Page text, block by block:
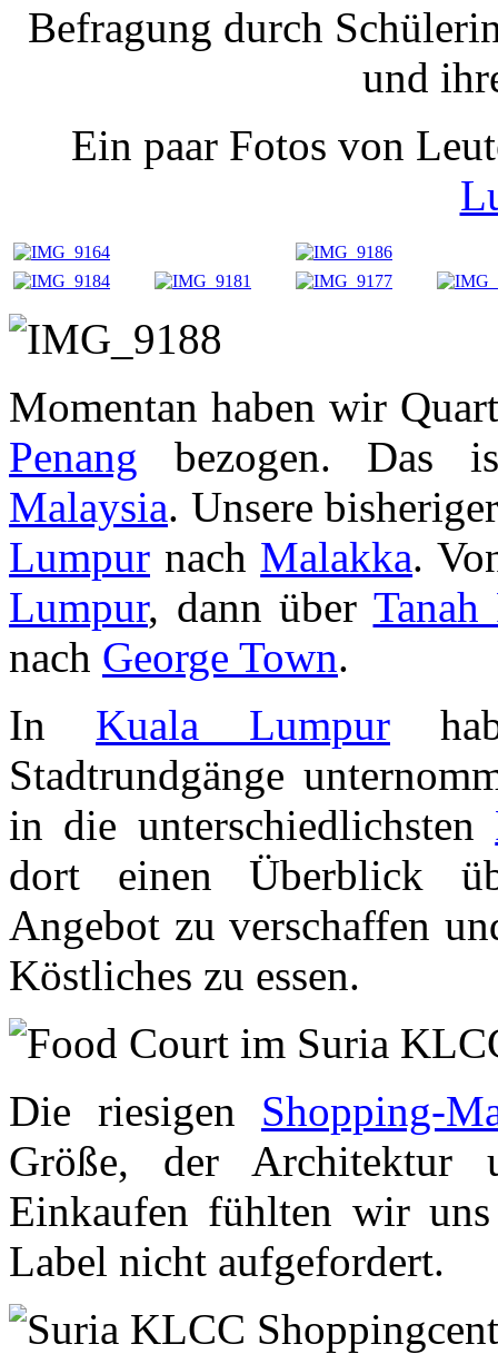
Befragung durch
und
Ein paar Fotos von
Momentan haben wir
Penang bezogen. Das
Malaysia. Unsere
Lumpur nach Malakka.
Lumpur, dann über Tanah
nach George Town.
In Kuala Lumpur
Stadtrundgänge
in die unterschiedlichsten
dort einen Überblick
Angebot zu verschaffen
Köstliches zu essen.
Die riesigen Shopping-
Größe, der Architektur
Einkaufen fühlten wir
Label nicht aufgefordert.